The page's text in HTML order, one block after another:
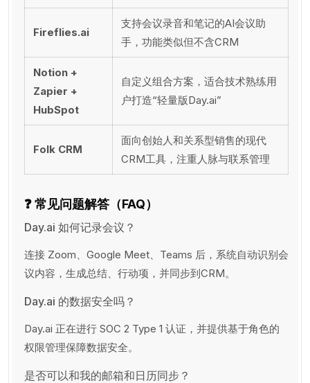
Fireflies.ai
支持会议录音和笔记的AI会议助
手，功能类似但不含CRM
Notion +
Zapier +
HubSpot
自定义组合方案，适合技术熟练用
户打造“轻量版Day.ai”
Folk CRM
面向创始人和关系型销售的现代
CRM工具，注重人脉与联系管理
❓常见问题解答（FAQ）
Day.ai 如何记录会议？
连接 Zoom、Google Meet、Teams 后，系统自动识别会
议内容，生成总结、行动项，并同步到CRM。
Day.ai 的数据安全吗？
Day.ai 正在进行 SOC 2 Type 1 认证，并提供基于角色的
权限管理保障数据安全。
是否可以和我的邮箱和日历同步？